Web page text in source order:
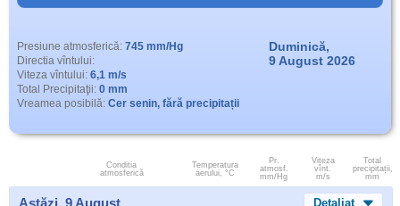
Presiune atmosferică: 745 mm/Hg
Directia vîntului:
Viteza vîntului: 6,1 m/s
Total Precipitaţii: 0 mm
Vreamea posibilă: Cer senin, fără precipitații
Duminică,
9 August 2026
Conditia
atmosferică
Temperatura
aerului, °C
Pr.
atmosf.
mm/Hg
Viteza
vînt.
m/s
Total
precipitații,
mm
Detaliat